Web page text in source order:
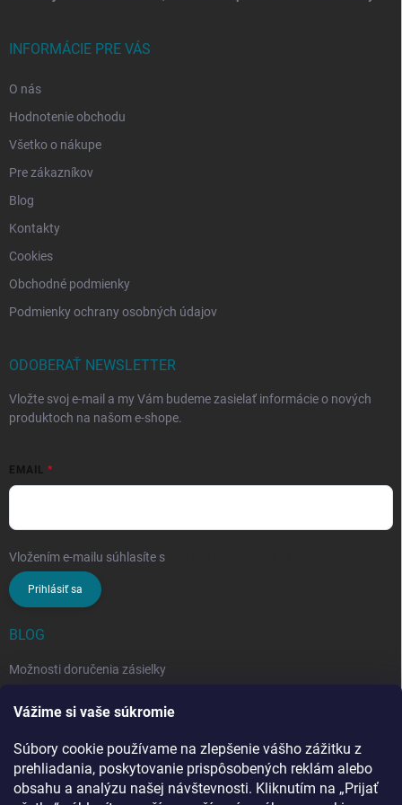
Vážime si vaše súkromie
Súbory cookie používame na zlepšenie vášho zážitku z
prehliadania, poskytovanie prispôsobených reklám alebo
obsahu a analýzu našej návštevnosti. Kliknutím na „Prijať
INFORMÁCIE PRE VÁS
O nás
Hodnotenie obchodu
Všetko o nákupe
Pre zákazníkov
Blog
Kontakty
Cookies
Obchodné podmienky
Podmienky ochrany osobných údajov
ODOBERAŤ NEWSLETTER
Vložte svoj e-mail a my Vám budeme zasielať informácie o nových
produktoch na našom e-shope.
EMAIL
Vložením e-mailu súhlasíte s
Prihlásiť sa
BLOG
Možnosti doručenia zásielky
vybrať?
Stropný sušiak bielizne na balkón: prečo si ho zvoliť? Týchto 7
benefitov si budete chváliť